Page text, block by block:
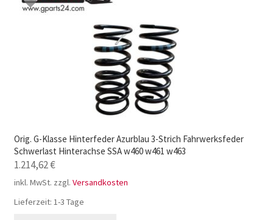
Orig. G-Klasse Hinterfeder Azurblau 3-Strich Fahrwerksfeder
Schwerlast Hinterachse SSA w460 w461 w463
1.214,62€
inkl. MwSt. zzgl. Versandkosten
Lieferzeit: 1-3 Tage